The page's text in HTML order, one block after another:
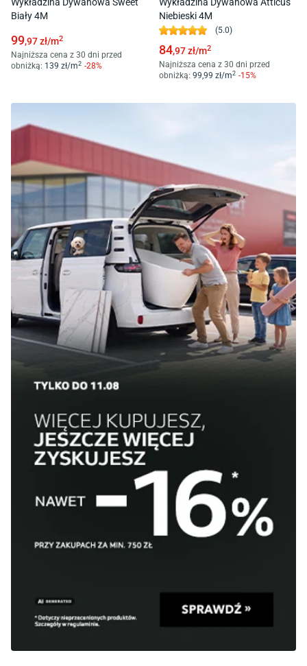
Biały 4M
99,97zł/m2
Najniższa cena z 30 dni przed
obniżką: 139 zł/m2 -28%
Niebieski 4M
(5.0)
84,97zł/m2
Najniższa cena z 30 dni przed
obniżką: 99,99 zł/m2 -15%